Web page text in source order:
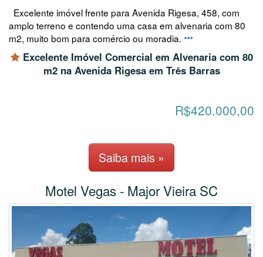
Excelente imóvel frente para Avenida Rigesa, 458, com
amplo terreno e contendo uma casa em alvenaria com 80
m2, muito bom para comércio ou moradia.
Excelente Imóvel Comercial em Alvenaria com 80
m2 na Avenida Rigesa em Três Barras
R$420.000,00
Saiba mais »
Motel Vegas - Major Vieira SC